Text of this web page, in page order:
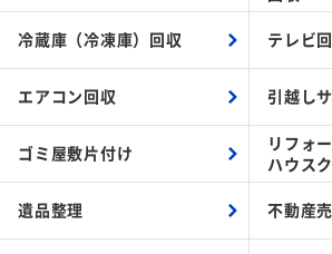
冷蔵庫（冷凍庫）回収 テレビ
エアコン回収 引越し
ゴミ屋敷片付け
リフォ
ハウス
遺品整理 不動産